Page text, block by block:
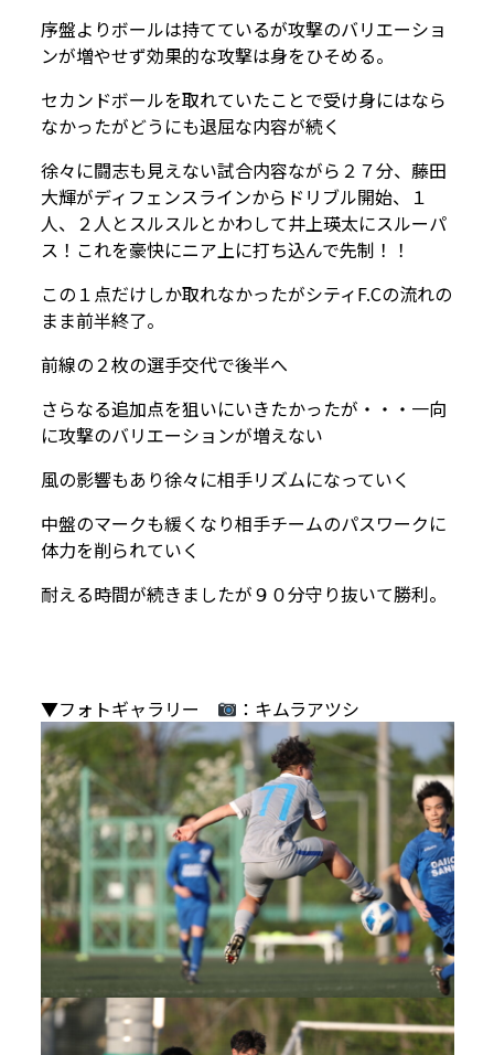
序盤よりボールは持てているが攻撃のバリエーショ
ンが増やせず効果的な攻撃は身をひそめる。
セカンドボールを取れていたことで受け身にはなら
なかったがどうにも退屈な内容が続く
徐々に闘志も見えない試合内容ながら２７分、藤田
大輝がディフェンスラインからドリブル開始、１
人、２人とスルスルとかわして井上瑛太にスルーパ
ス！これを豪快にニア上に打ち込んで先制！！
この１点だけしか取れなかったがシティF.Cの流れの
まま前半終了。
前線の２枚の選手交代で後半へ
さらなる追加点を狙いにいきたかったが・・・一向
に攻撃のバリエーションが増えない
風の影響もあり徐々に相手リズムになっていく
中盤のマークも緩くなり相手チームのパスワークに
体力を削られていく
耐える時間が続きましたが９０分守り抜いて勝利。
▼フォトギャラリー ：キムラアツシ